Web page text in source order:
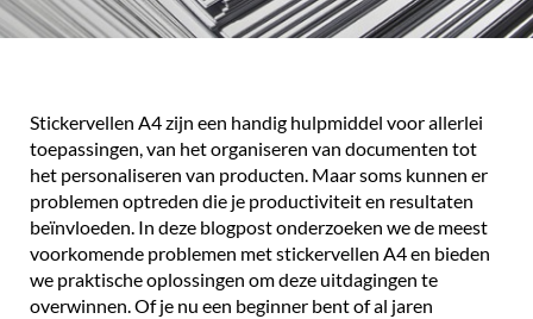
Stickervellen A4 zijn een handig hulpmiddel voor allerlei
toepassingen, van het organiseren van documenten tot
het personaliseren van producten. Maar soms kunnen er
problemen optreden die je productiviteit en resultaten
beïnvloeden. In deze blogpost onderzoeken we de meest
voorkomende problemen met stickervellen A4 en bieden
we praktische oplossingen om deze uitdagingen te
overwinnen. Of je nu een beginner bent of al jaren